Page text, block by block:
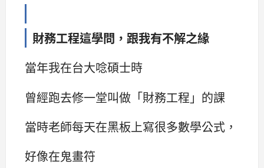
財務工程這學問，跟我有不解之緣
當年我在台大唸碩士時
曾經跑去修一堂叫做「財務工程」的課
當時老師每天在黑板上寫很多數學公式，
好像在鬼畫符